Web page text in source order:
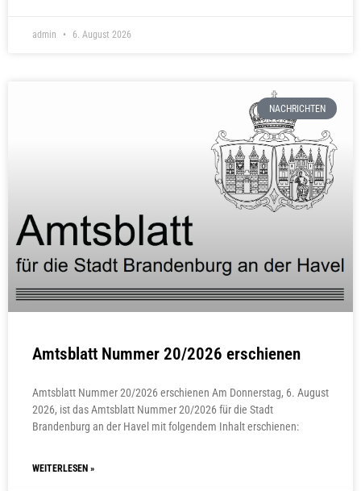
admin 6. August 2026
NACHRICHTEN
Amtsblatt Nummer 20/2026 erschienen
Amtsblatt Nummer 20/2026 erschienen Am Donnerstag, 6. August
2026, ist das Amtsblatt Nummer 20/2026 für die Stadt
Brandenburg an der Havel mit folgendem Inhalt erschienen:
WEITERLESEN »